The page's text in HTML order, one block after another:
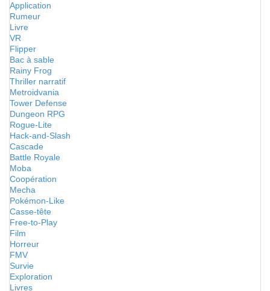
Application
Rumeur
Livre
VR
Flipper
Bac à sable
Rainy Frog
Thriller narratif
Metroidvania
Tower Defense
Dungeon RPG
Rogue-Lite
Hack-and-Slash
Cascade
Battle Royale
Moba
Coopération
Mecha
Pokémon-Like
Casse-tête
Free-to-Play
Film
Horreur
FMV
Survie
Exploration
Livres